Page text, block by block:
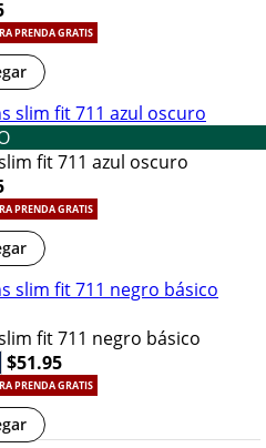
PRENDA GRATIS
fit 711 azul oscuro
PRENDA GRATIS
fit 711 negro básico
$51.95
PRENDA GRATIS